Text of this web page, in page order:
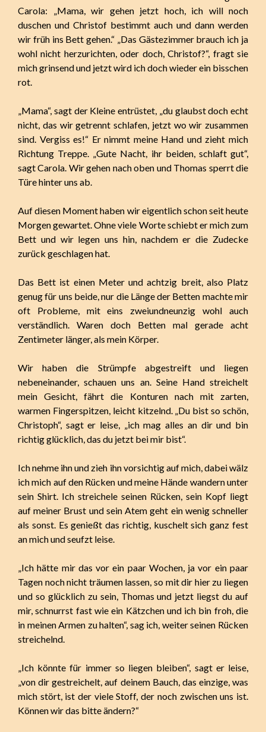
Carola: „Mama, wir gehen jetzt hoch, ich will noch
duschen und Christof bestimmt auch und dann werden
wir früh ins Bett gehen.“ „Das Gästezimmer brauch ich ja
wohl nicht herzurichten, oder doch, Christof?“, fragt sie
mich grinsend und jetzt wird ich doch wieder ein bisschen
rot.
„Mama“, sagt der Kleine entrüstet, „du glaubst doch echt
nicht, das wir getrennt schlafen, jetzt wo wir zusammen
sind. Vergiss es!“ Er nimmt meine Hand und zieht mich
Richtung Treppe. „Gute Nacht, ihr beiden, schlaft gut“,
sagt Carola. Wir gehen nach oben und Thomas sperrt die
Türe hinter uns ab.
Auf diesen Moment haben wir eigentlich schon seit heute
Morgen gewartet. Ohne viele Worte schiebt er mich zum
Bett und wir legen uns hin, nachdem er die Zudecke
zurück geschlagen hat.
Das Bett ist einen Meter und achtzig breit, also Platz
genug für uns beide, nur die Länge der Betten machte mir
oft Probleme, mit eins zweiundneunzig wohl auch
verständlich. Waren doch Betten mal gerade acht
Zentimeter länger, als mein Körper.
Wir haben die Strümpfe abgestreift und liegen
nebeneinander, schauen uns an. Seine Hand streichelt
mein Gesicht, fährt die Konturen nach mit zarten,
warmen Fingerspitzen, leicht kitzelnd. „Du bist so schön,
Christoph“, sagt er leise, „ich mag alles an dir und bin
richtig glücklich, das du jetzt bei mir bist“.
Ich nehme ihn und zieh ihn vorsichtig auf mich, dabei wälz
ich mich auf den Rücken und meine Hände wandern unter
sein Shirt. Ich streichele seinen Rücken, sein Kopf liegt
auf meiner Brust und sein Atem geht ein wenig schneller
als sonst. Es genießt das richtig, kuschelt sich ganz fest
an mich und seufzt leise.
„Ich hätte mir das vor ein paar Wochen, ja vor ein paar
Tagen noch nicht träumen lassen, so mit dir hier zu liegen
und so glücklich zu sein, Thomas und jetzt liegst du auf
mir, schnurrst fast wie ein Kätzchen und ich bin froh, die
in meinen Armen zu halten“, sag ich, weiter seinen Rücken
streichelnd.
„Ich könnte für immer so liegen bleiben“, sagt er leise,
„von dir gestreichelt, auf deinem Bauch, das einzige, was
mich stört, ist der viele Stoff, der noch zwischen uns ist.
Können wir das bitte ändern?“